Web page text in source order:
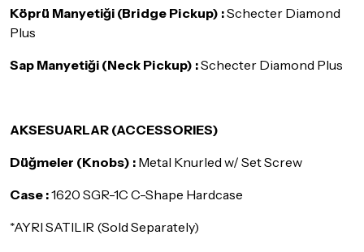
Köprü Manyetiği (Bridge Pickup) :Schecter Diamond
Plus
Sap Manyetiği (Neck Pickup) :Schecter Diamond Plus
AKSESUARLAR (ACCESSORIES)
Düğmeler (Knobs) : Metal Knurled w/ Set Screw
Case :1620 SGR-1C C-Shape Hardcase
*AYRI SATILIR (Sold Separately)